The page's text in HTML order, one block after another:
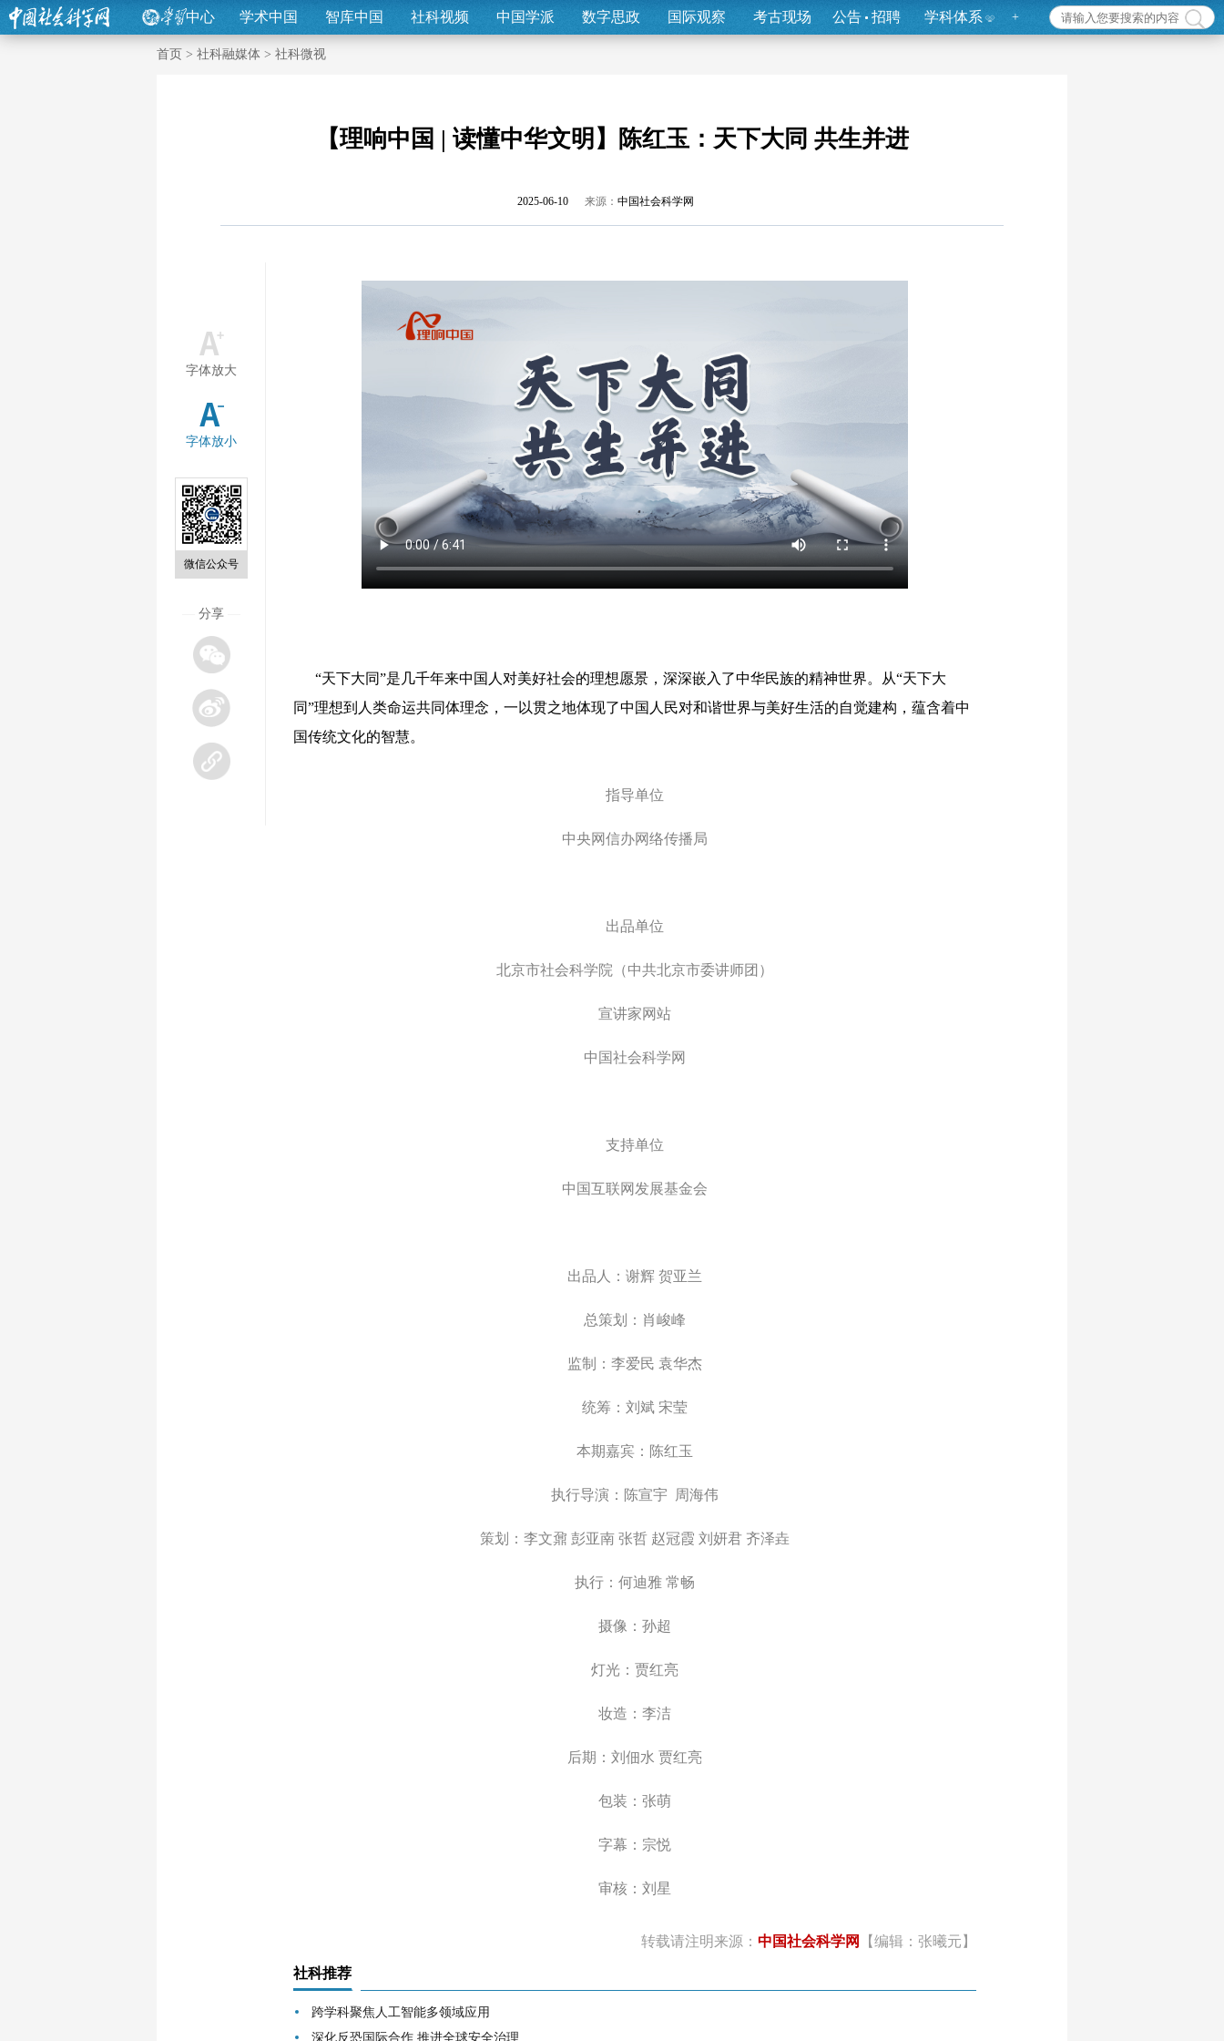
中心 学术中国 智库中国 社科视频 中国学派 数字思政 国际观察 考古现场 公告 招聘 学科体系 +
首页 > 社科融媒体 > 社科微视
【理响中国 | 读懂中华文明】陈红玉：天下大同 共生并进
2025-06-10 来源： 中国社会科学网
字体放大
字体放小
微信公众号
分享
“天下大同”是几千年来中国人对美好社会的理想愿景，深深嵌入了中华民族的精神世界。从“天下大
同”理想到人类命运共同体理念，一以贯之地体现了中国人民对和谐世界与美好生活的自觉建构，蕴含着中
国传统文化的智慧。
指导单位
中央网信办网络传播局
出品单位
北京市社会科学院（中共北京市委讲师团）
宣讲家网站
中国社会科学网
支持单位
中国互联网发展基金会
出品人：谢辉 贺亚兰
总策划：肖峻峰
监制：李爱民 袁华杰
统筹：刘斌 宋莹
本期嘉宾： 陈红玉
执行导演：陈宣宇 周海伟
策划：李文鼐 彭亚南 张哲 赵冠霞 刘妍君 齐泽垚
执行：何迪雅 常畅
摄像：孙超
灯光：贾红亮
妆造：李洁
后期：刘佃水 贾红亮
包装：张萌
字幕：宗悦
审核：刘星
转载请注明来源： 中国社会科学网 【编辑：张曦元】
社科推荐
跨学科聚焦人工智能多领域应用
深化反恐国际合作 推进全球安全治理